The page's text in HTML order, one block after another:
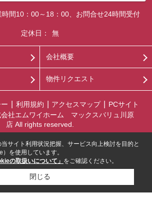
時間10：00～18：00、お問合せ24時間受付
定休日：
無
会社概要
物件リクエスト
利用規約 アクセスマップ
PCサイト
社エムワイホーム マックスバリュ川原
店 All rights reserved.
サイト利用状況把握、サービス向上検討を目的と
を使用しています。
の取扱いについて」 をご確認ください。
閉じる